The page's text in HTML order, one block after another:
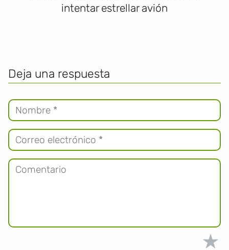
intentar estrellar avión
Deja una respuesta
★